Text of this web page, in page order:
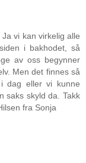
vi kan virkelig alle
i bakhodet, så
av oss begynner
Men det finnes så
dag eller vi kunne
saks skyld da. Takk
fra Sonja